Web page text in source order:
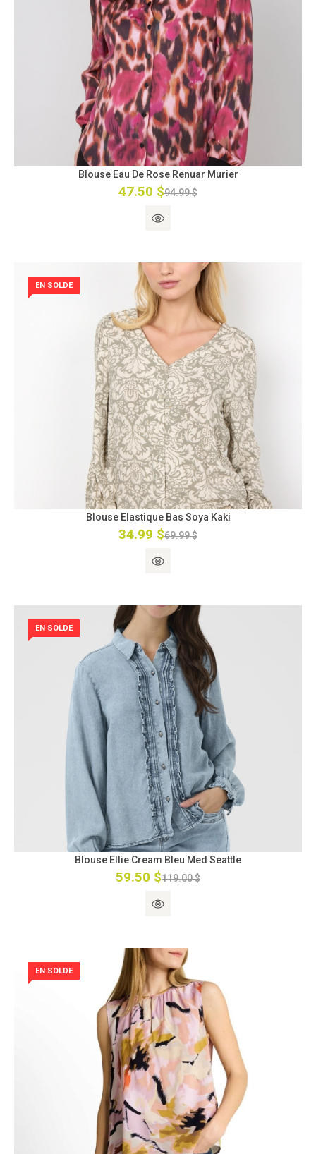
Blouse Eau De Rose Renuar Murier
47.50 $94.99 $
EN SOLDE
Blouse Elastique Bas Soya Kaki
34.99 $69.99 $
EN SOLDE
Blouse Ellie Cream Bleu Med Seattle
59.50 $119.00 $
EN SOLDE